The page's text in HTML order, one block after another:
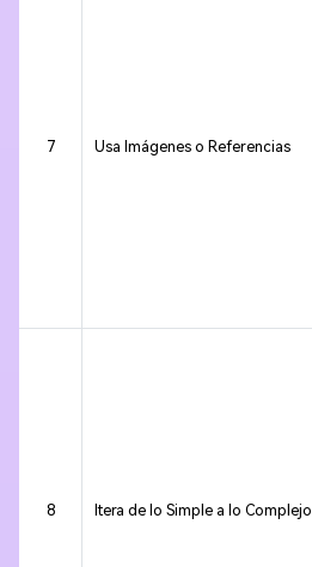
7 Usa Imágenes o Referencias
8 Itera de lo Simple a lo Complejo